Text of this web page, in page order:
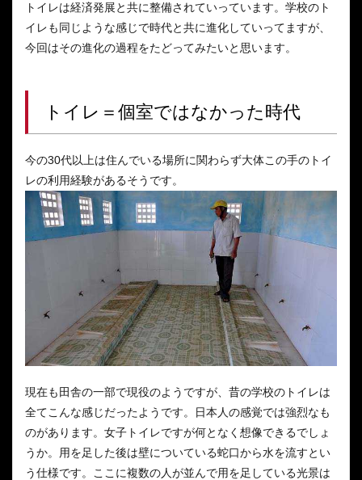
トイレは経済発展と共に整備されていっています。学校のト
イレも同じような感じで時代と共に進化していってますが、
今回はその進化の過程をたどってみたいと思います。
トイレ＝個室ではなかった時代
今の30代以上は住んでいる場所に関わらず大体この手のトイ
レの利用経験があるそうです。
現在も田舎の一部で現役のようですが、昔の学校のトイレは
全てこんな感じだったようです。日本人の感覚では強烈なも
のがあります。女子トイレですが何となく想像できるでしょ
うか。用を足した後は壁についている蛇口から水を流すとい
う仕様です。ここに複数の人が並んで用を足している光景は